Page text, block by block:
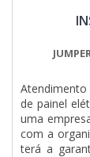
treinados
clientes.
condições
opção
combustível
Atendimento
de painel
uma
com a
terá a